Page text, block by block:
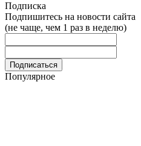
Подписка
Подпишитесь на новости сайта
(не чаще, чем 1 раз в неделю)
Популярное